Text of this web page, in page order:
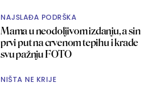
NAJSLAĐA PODRŠKA
Mama u neodoljivom izdanju, a sin
prvi put na crvenom tepihu i krade
svu pažnju FOTO
NIŠTA NE KRIJE